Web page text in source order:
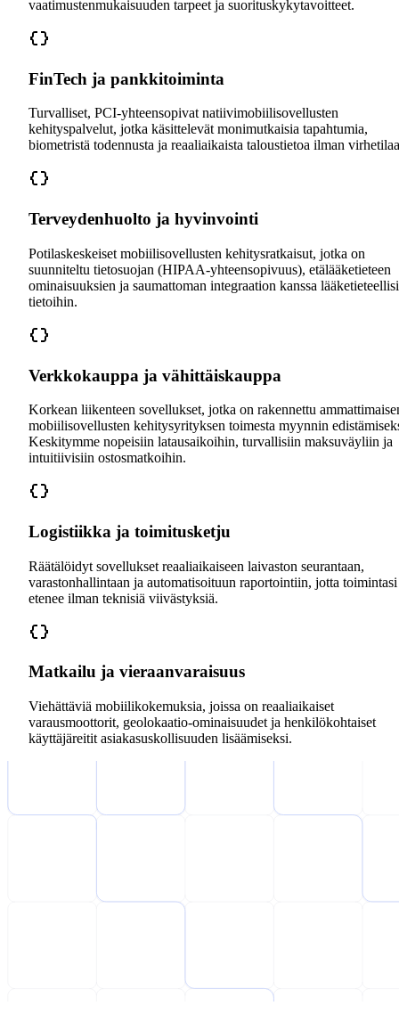
vaatimustenmukaisuuden tarpeet ja suorituskykytavoitteet.
FinTech ja pankkitoiminta
Turvalliset, PCI-yhteensopivat natiivimobiilisovellusten
kehityspalvelut, jotka käsittelevät monimutkaisia tapahtumia,
biometristä todennusta ja reaaliaikaista taloustietoa ilman
Terveydenhuolto ja hyvinvointi
Potilaskeskeiset mobiilisovellusten kehitysratkaisut, jotka on
suunniteltu tietosuojan (HIPAA-yhteensopivuus), etälääketieteen
ominaisuuksien ja saumattoman integraation kanssa
tietoihin.
Verkkokauppa ja vähittäiskauppa
Korkean liikenteen sovellukset, jotka on rakennettu
mobiilisovellusten kehitysyrityksen toimesta myynnin
Keskitymme nopeisiin latausaikoihin, turvallisiin maksuväyliin ja
intuitiivisiin ostosmatkoihin.
Logistiikka ja toimitusketju
Räätälöidyt sovellukset reaaliaikaiseen laivaston seurantaan,
varastonhallintaan ja automatisoituun raportointiin, jotta toimintasi
etenee ilman teknisiä viivästyksiä.
Matkailu ja vieraanvaraisuus
Viehättäviä mobiilikokemuksia, joissa on reaaliaikaiset
varausmoottorit, geolokaatio-ominaisuudet ja henkilökohtaiset
käyttäjäreitit asiakasuskollisuuden lisäämiseksi.